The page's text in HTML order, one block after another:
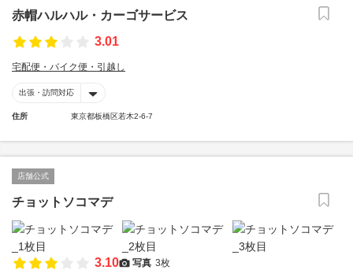
赤帽ハルハル・カーゴサービス
3.01
宅配便・バイク便・引越し
出張・訪問対応
住所 東京都板橋区若木2-6-7
店舗公式
チョットソコマデ
3.10 写真 3枚